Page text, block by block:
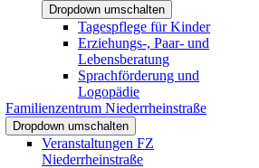
Dropdown umschalten
Tagespflege für Kinder
Erziehungs-, Paar- und
Lebensberatung
Sprachförderung und
Logopädie
Familienzentrum Niederrheinstraße
Dropdown umschalten
Veranstaltungen FZ
Niederrheinstraße